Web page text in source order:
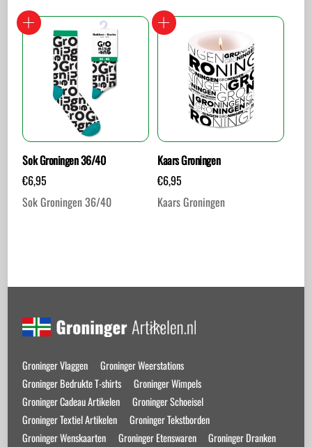
Sok Groningen 36/40
€6,95
Sok Groningen 36/40
Kaars Groningen
€6,95
Kaars Groningen
Back
Top
Groninger Vlaggen
Groninger Weerstations
Groninger Bedrukte T-shirts
Groninger Wimpels
Groninger Cadeau Artikelen
Groninger Schoeisel
Groninger Textiel Artikelen
Groninger Tekstborden
Groninger Wenskaarten
Groninger Etenswaren
Groninger Dranken